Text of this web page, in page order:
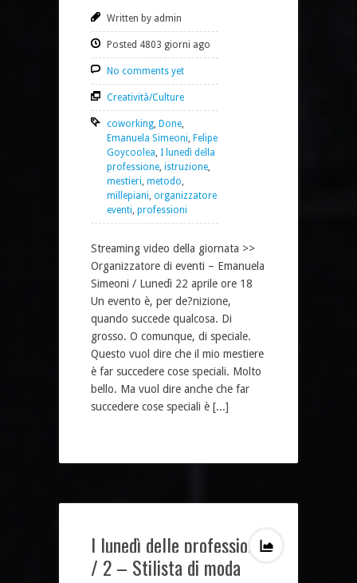
Written by admin
Posted 4803 giorni ago
No comments yet
Creatività/Culture
coworking, Done,
Emanuela Simeoni, Felipe
Goycoolea, I lunedì della
professione, istruzione,
mestieri, metodo,
millepiani, organizzatore
eventi, professioni
Streaming video della giornata >>
Organizzatore di eventi – Emanuela
Simeoni / Lunedì 22 aprile ore 18
Un evento è, per de?nizione,
quando succede qualcosa. Di
grosso. O comunque, di speciale.
Questo vuol dire che il mio mestiere
è far succedere cose speciali. Molto
bello. Ma vuol dire anche che far
succedere cose speciali è [...]
I lunedì delle professioni
/ 2 – Stilista di moda